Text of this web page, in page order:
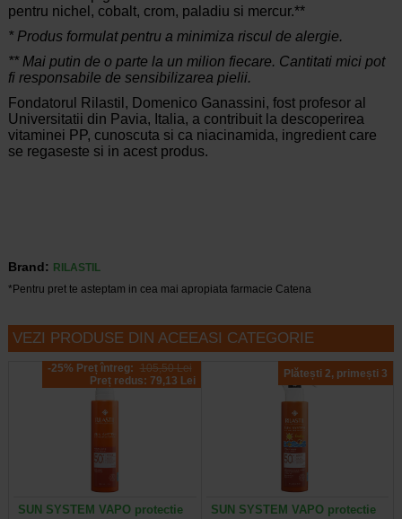
pentru nichel, cobalt, crom, paladiu si mercur.**
* Produs formulat pentru a minimiza riscul de alergie.
** Mai putin de o parte la un milion fiecare. Cantitati mici pot
fi responsabile de sensibilizarea pielii.
Fondatorul Rilastil, Domenico Ganassini, fost profesor al
Universitatii din Pavia, Italia, a contribuit la descoperirea
vitaminei PP, cunoscuta si ca niacinamida, ingredient care
se regaseste si in acest produs.
Brand:
RILASTIL
*Pentru pret te asteptam in cea mai apropiata farmacie Catena
VEZI PRODUSE DIN ACEEASI CATEGORIE
-25% Preț întreg: 105,50 Lei
Preț redus: 79,13 Lei
SUN SYSTEM VAPO protectie
Plătești 2, primești 3
SUN SYSTEM VAPO protectie